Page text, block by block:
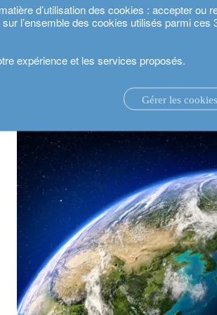
d’utilisation des cookies : accepter ou
l’ensemble des cookies utilisés parmi ces
expérience et les services proposés.
Gérer les cookies
service de conseil en investissement.
transition énergétique : quels pays sont susceptibles